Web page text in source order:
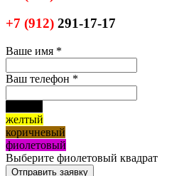
+7 (912) 291-17-17
Ваше имя *
Ваш телефон *
желтый
коричневый
фиолетовый
Выберите фиолетовый квадрат